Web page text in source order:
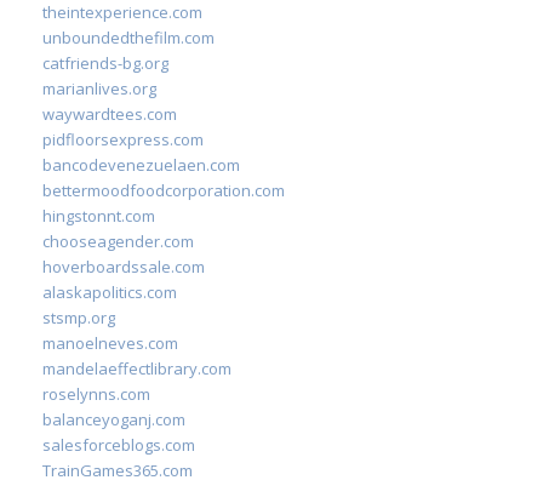
theintexperience.com
unboundedthefilm.com
catfriends-bg.org
marianlives.org
waywardtees.com
pidfloorsexpress.com
bancodevenezuelaen.com
bettermoodfoodcorporation.com
hingstonnt.com
chooseagender.com
hoverboardssale.com
alaskapolitics.com
stsmp.org
manoelneves.com
mandelaeffectlibrary.com
roselynns.com
balanceyoganj.com
salesforceblogs.com
TrainGames365.com